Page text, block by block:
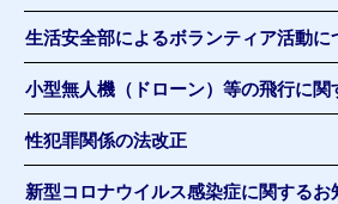
生活安全部によるボランティア活動に
小型無人機（ドローン）等の飛行に関
性犯罪関係の法改正
新型コロナウイルス感染症に関するお